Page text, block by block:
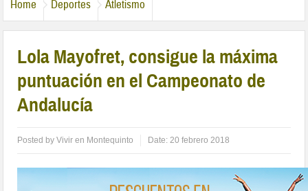
Home Deportes Atletismo
Lola Mayofret, consigue la máxima
puntuación en el Campeonato de
Andalucía
Posted byVivir en Montequinto Date:20 febrero 2018